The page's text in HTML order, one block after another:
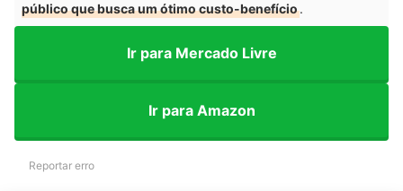
público que busca um ótimo custo-benefício.
Ir para Mercado Livre
Ir para Amazon
Reportar erro